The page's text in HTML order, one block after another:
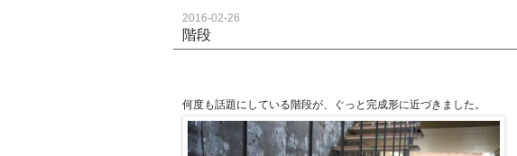
2016-02-26
階段
何度も話題にしている階段が、ぐっと完成形に近づきました。